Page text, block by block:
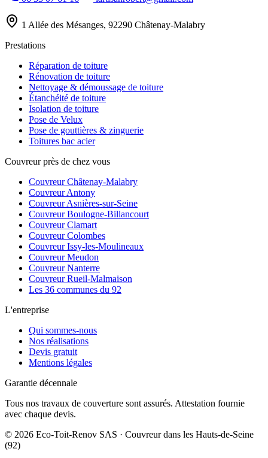
1 Allée des Mésanges, 92290 Châtenay-Malabry
Prestations
Réparation de toiture
Rénovation de toiture
Nettoyage & démoussage de toiture
Étanchéité de toiture
Isolation de toiture
Pose de Velux
Pose de gouttières & zinguerie
Toitures bac acier
Couvreur près de chez vous
CouvreurChâtenay-Malabry
CouvreurAntony
CouvreurAsnières-sur-Seine
CouvreurBoulogne-Billancourt
CouvreurClamart
CouvreurColombes
CouvreurIssy-les-Moulineaux
CouvreurMeudon
CouvreurNanterre
CouvreurRueil-Malmaison
Les 36 communes du 92
L'entreprise
Qui sommes-nous
Nos réalisations
Devis gratuit
Mentions légales
Garantie décennale
Tous nos travaux de couverture sont assurés. Attestation fournie
avec chaque devis.
© 2026 Eco-Toit-Renov SAS · Couvreur dans les Hauts-de-Seine
(92)